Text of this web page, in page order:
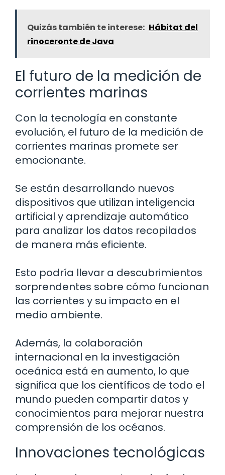
Quizás también te interese: Hábitat del
rinoceronte de Java
El futuro de la medición de
corrientes marinas
Con la tecnología en constante
evolución, el futuro de la medición de
corrientes marinas promete ser
emocionante.
Se están desarrollando nuevos
dispositivos que utilizan inteligencia
artificial y aprendizaje automático
para analizar los datos recopilados
de manera más eficiente.
Esto podría llevar a descubrimientos
sorprendentes sobre cómo funcionan
las corrientes y su impacto en el
medio ambiente.
Además, la colaboración
internacional en la investigación
oceánica está en aumento, lo que
significa que los científicos de todo el
mundo pueden compartir datos y
conocimientos para mejorar nuestra
comprensión de los océanos.
Innovaciones tecnológicas